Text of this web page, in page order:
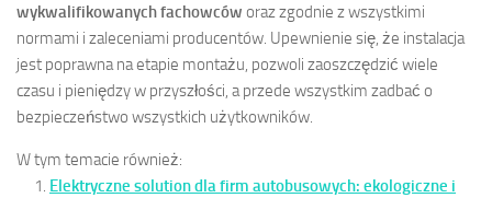
wykwalifikowanych fachowców oraz zgodnie z wszystkimi
normami i zaleceniami producentów. Upewnienie się, że instalacja
jest poprawna na etapie montażu, pozwoli zaoszczędzić wiele
czasu i pieniędzy w przyszłości, a przede wszystkim zadbać o
bezpieczeństwo wszystkich użytkowników.
W tym temacie również:
Elektryczne solution dla firm autobusowych: ekologiczne i